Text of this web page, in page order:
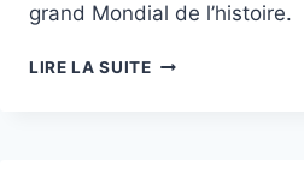
grand Mondial de l’histoire.
LIRE LA SUITEVIDÉO